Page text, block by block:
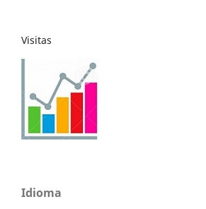
Visitas
Idioma